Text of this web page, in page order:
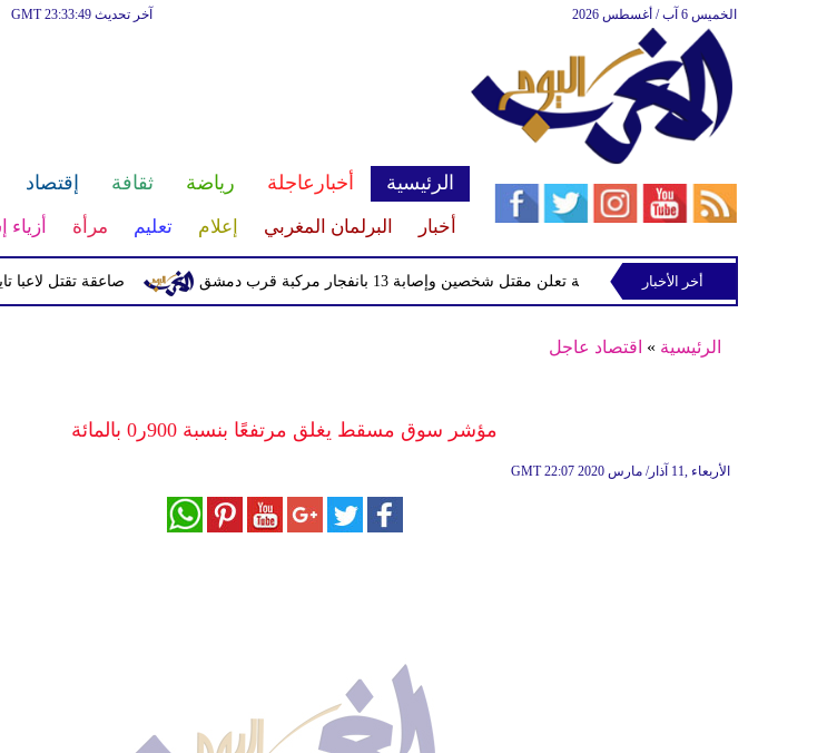
آخر تحديث GMT 23:33:49 الخميس 6 آب / أغسطس 2026
الرئيسية أخبارعاجلة رياضة ثقافة إقتصاد
أخبار البرلمان المغربي إعلام تعليم مرأة أزياء
صاعقة تقتل لاعبا تايلانديا وتصيب 12 آخرين الصحة السورية تعلن مقتل شخصين وإصابة 13 بانفجار مركبة قرب دمشق
أخر الأخبار
الرئيسية » اقتصاد عاجل
مؤشر سوق مسقط يغلق مرتفعًا بنسبة 900ر0 بالمائة
GMT 22:07 2020 الأربعاء ,11 آذار/ مارس